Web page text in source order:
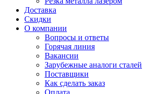
Доставка
Скидки
О компании
Вопросы и ответы
Горячая линия
Вакансии
Зарубежные аналоги сталей
Поставщики
Как сделать заказ
Оплата